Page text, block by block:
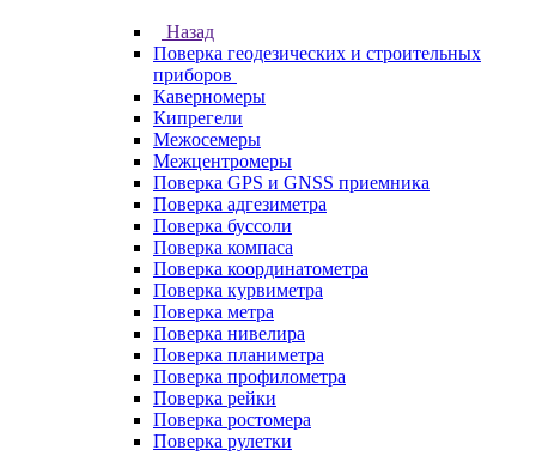
Назад
Поверка геодезических и строительных
приборов
Каверномеры
Кипрегели
Межосемеры
Межцентромеры
Поверка GPS и GNSS приемника
Поверка адгезиметра
Поверка буссоли
Поверка компаса
Поверка координатометра
Поверка курвиметра
Поверка метра
Поверка нивелира
Поверка планиметра
Поверка профилометра
Поверка рейки
Поверка ростомера
Поверка рулетки